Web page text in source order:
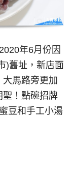
年6月份因
)舊址，新店面
馬路旁更加
聖！點碗招牌
豆和手工小湯